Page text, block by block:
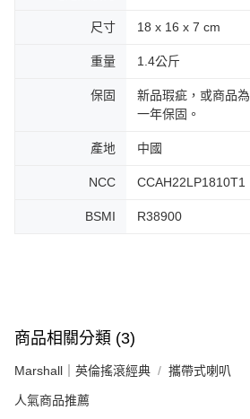
尺寸 18 x 16 x 7 cm
重量 1.4公斤
保固
新品瑕疵，或商品
一年保固。
產地 中國
NCC CCAH22LP1810T1
BSMI R38900
商品相關分類 (3)
Marshall｜英倫搖滾經典 攜帶式喇叭
人氣商品推薦